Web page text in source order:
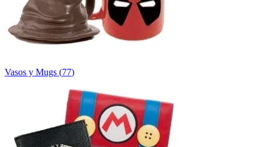
Vasos y Mugs (77)